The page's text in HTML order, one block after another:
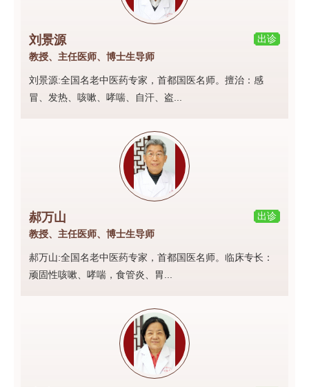
出诊
刘景源
教授、主任医师、博士生导师
刘景源:全国名老中医药专家，首都国医名师。擅治：感
冒、发热、咳嗽、哮喘、自汗、盗...
出诊
郝万山
教授、主任医师、博士生导师
郝万山:全国名老中医药专家，首都国医名师。临床专长：
顽固性咳嗽、哮喘，食管炎、胃...